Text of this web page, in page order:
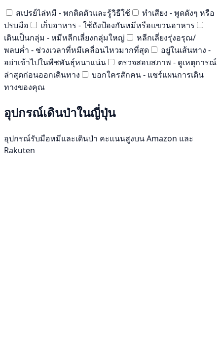
สเปรย์ไล่หมี - พกติดตัวและรู้วิธีใช้
ทำเสียง - พูดดังๆ หรือ
ปรบมือ
เก็บอาหาร - ใช้ถังป้องกันหมีหรือแขวนอาหาร
เดินเป็นกลุ่ม - หมีหลีกเลี่ยงกลุ่มใหญ่
หลีกเลี่ยงรุ่งอรุณ/
พลบค่ำ - ช่วงเวลาที่หมีเคลื่อนไหวมากที่สุด
อยู่ในเส้นทาง -
อย่าเข้าไปในพืชพันธุ์หนาแน่น
ตรวจสอบสภาพ - ดูเหตุการณ์
ล่าสุดก่อนออกเดินทาง
บอกใครสักคน - แชร์แผนการเดิน
ทางของคุณ
อุปกรณ์เดินป่าในญี่ปุ่น
อุปกรณ์รับมือหมีและเดินป่า คะแนนสูงบน Amazon และ
Rakuten